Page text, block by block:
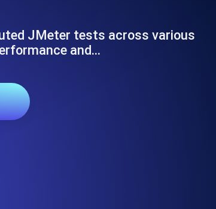
Checks automáticos de certificados SSL y alertas de caducidad.
Gratis para empezar.
DNS Monitoring
JMeter tests across various
and…